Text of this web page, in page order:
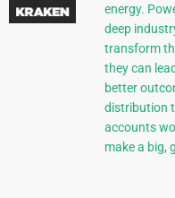
energy.
deep
transform
they can
better
distribution
accounts
make a big,